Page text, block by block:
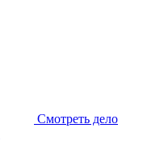
Смотреть дело